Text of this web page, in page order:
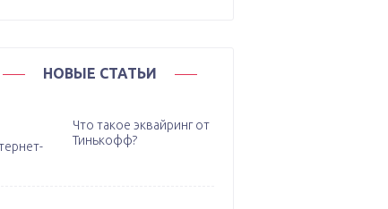
НОВЫЕ СТАТЬИ
Что такое эквайринг от
Тинькофф?